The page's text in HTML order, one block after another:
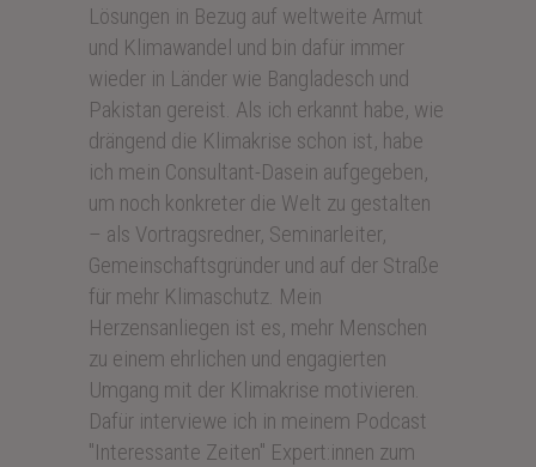
Lösungen in Bezug auf weltweite Armut
und Klimawandel und bin dafür immer
wieder in Länder wie Bangladesch und
Pakistan gereist. Als ich erkannt habe, wie
drängend die Klimakrise schon ist, habe
ich mein Consultant-Dasein aufgegeben,
um noch konkreter die Welt zu gestalten
– als Vortragsredner, Seminarleiter,
Gemeinschaftsgründer und auf der Straße
für mehr Klimaschutz. Mein
Herzensanliegen ist es, mehr Menschen
zu einem ehrlichen und engagierten
Umgang mit der Klimakrise motivieren.
Dafür interviewe ich in meinem Podcast
"Interessante Zeiten" Expert:innen zum